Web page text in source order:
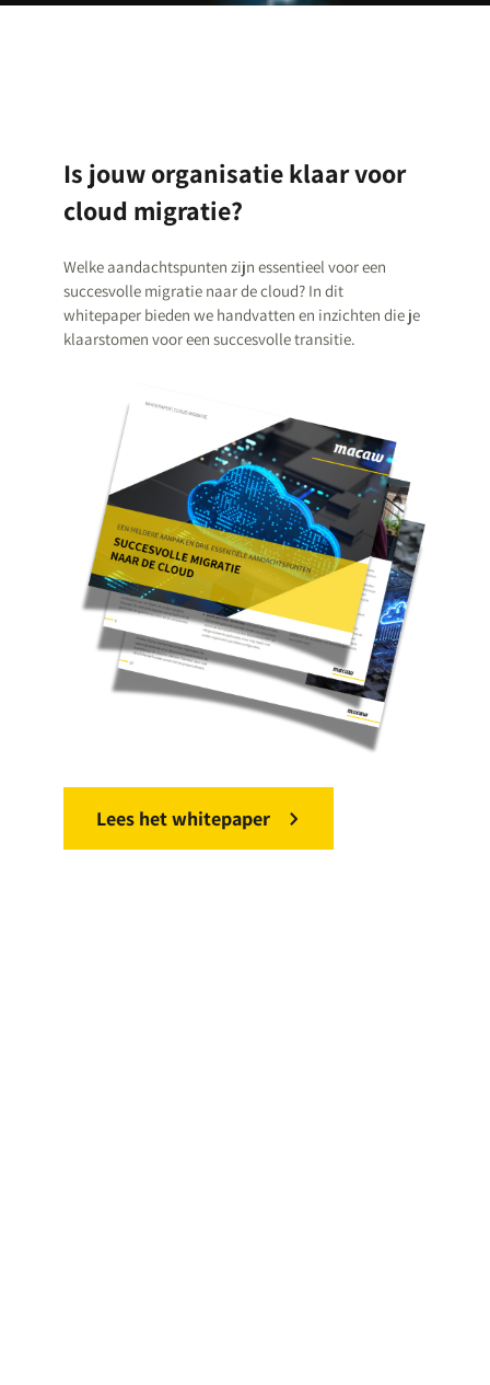
Is jouw organisatie klaar voor
cloud migratie?
Welke aandachtspunten zijn essentieel voor een
succesvolle migratie naar de cloud? In dit
whitepaper bieden we handvatten en inzichten die je
klaarstomen voor een succesvolle transitie.
Lees het whitepaper